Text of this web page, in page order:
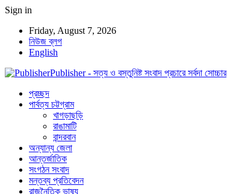
Sign in
Friday, August 7, 2026
নিউজ ব্লগ
English
Publisher - সত্য ও বস্তুনিষ্ট সংবাদ প্রচারে সর্বদা সোচ্চার
প্রচ্ছদ
পার্বত্য চট্টগ্রাম
খাগড়াছড়ি
রাঙামাটি
বান্দরবান
অন্যান্য জেলা
আন্তর্জাতিক
সংগঠন সংবাদ
মন্তব্য প্রতিবেদন
রাজনৈতিক ভাষ্য